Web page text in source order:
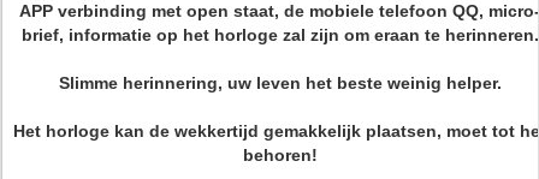
APP verbinding met open staat, de mobiele telefoon QQ, micro-
brief, informatie op het horloge zal zijn om eraan te herinneren.
Slimme herinnering, uw leven het beste weinig helper.
Het horloge kan de wekkertijd gemakkelijk plaatsen, moet tot
behoren!